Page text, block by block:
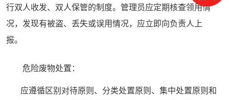
行双人收发、双人保管的制度。管理员应定期核查领用情
况，发现有被盗、丢失或误用情况，应立即向负责人上
报。
危险废物处置：
应遵循区别对待原则、分类处置原则、集中处置原则和